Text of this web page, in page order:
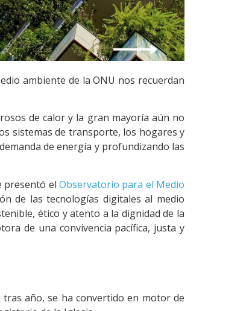
ambiente de la ONU nos recuerdan
de calor y la gran mayoría aún no
sistemas de transporte, los hogares y
de energía y profundizando las
presentó el Observatorio para el Medio
de las tecnologías digitales al medio
ético y atento a la dignidad de la
de una convivencia pacífica, justa y
año, se ha convertido en motor de